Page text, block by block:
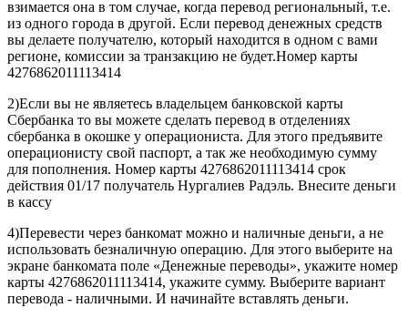
взимается она в том случае, когда перевод региональный, т.е.
из одного города в другой. Если перевод денежных средств
вы делаете получателю, который находится в одном с вами
регионе, комиссии за транзакцию не будет.Номер карты
4276862011113414
2)Если вы не являетесь владельцем банковской карты
Сбербанка то вы можете сделать перевод в отделениях
сбербанка в окошке у операциониста. Для этого предъявите
операционисту свой паспорт, а так же необходимую сумму
для пополнения. Номер карты 4276862011113414 срок
действия 01/17 получатель Нургалиев Радэль. Внесите деньги
в кассу
4)Перевести через банкомат можно и наличные деньги, а не
использовать безналичную операцию. Для этого выберите на
экране банкомата поле «Денежные переводы», укажите номер
карты 4276862011113414, укажите сумму. Выберите вариант
перевода - наличными. И начинайте вставлять деньги.